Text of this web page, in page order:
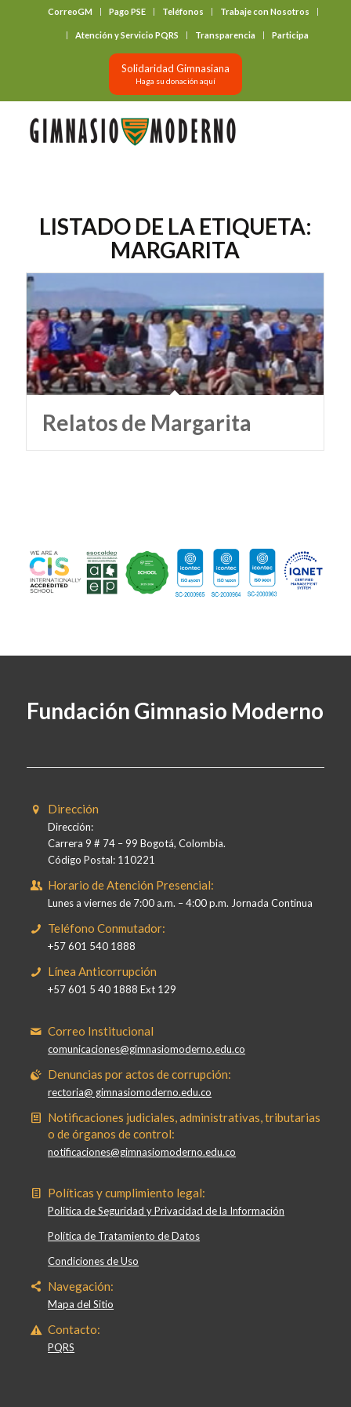
CorreoGM Pago PSE Teléfonos Trabaje con Nosotros
Atención y Servicio PQRS Transparencia Participa
Solidaridad Gimnasiana
Haga su donación aquí
LISTADO DE LA ETIQUETA:
MARGARITA
Relatos de Margarita
Fundación Gimnasio Moderno
Dirección
Dirección:
Carrera 9 # 74 – 99 Bogotá, Colombia.
Código Postal: 110221
Horario de Atención Presencial:
Lunes a viernes de 7:00 a.m. – 4:00 p.m. Jornada Continua
Teléfono Conmutador:
+57 601 540 1888
Línea Anticorrupción
+57 601 5 40 1888 Ext 129
Correo Institucional
comunicaciones@gimnasiomoderno.edu.co
Denuncias por actos de corrupción:
rectoria@ gimnasiomoderno.edu.co
Notificaciones judiciales, administrativas, tributarias
o de órganos de control:
notificaciones@gimnasiomoderno.edu.co
Políticas y cumplimiento legal:
Política de Seguridad y Privacidad de la Información
Política de Tratamiento de Datos
Condiciones de Uso
Navegación:
Mapa del Sitio
Contacto:
PQRS